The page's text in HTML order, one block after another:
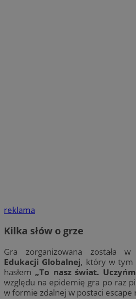
reklama
Kilka słów o grze
Gra zorganizowana została
Edukacji Globalnej, który w tym
hasłem „To nasz świat.
względu na epidemię gra po raz
w formie zdalnej w postaci escape